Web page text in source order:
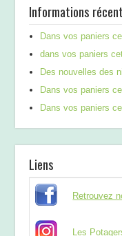
Informations
Dans vos paniers
dans vos paniers
Des nouvelles des
Dans vos paniers
Dans vos paniers
Liens
Retrouvez
Les